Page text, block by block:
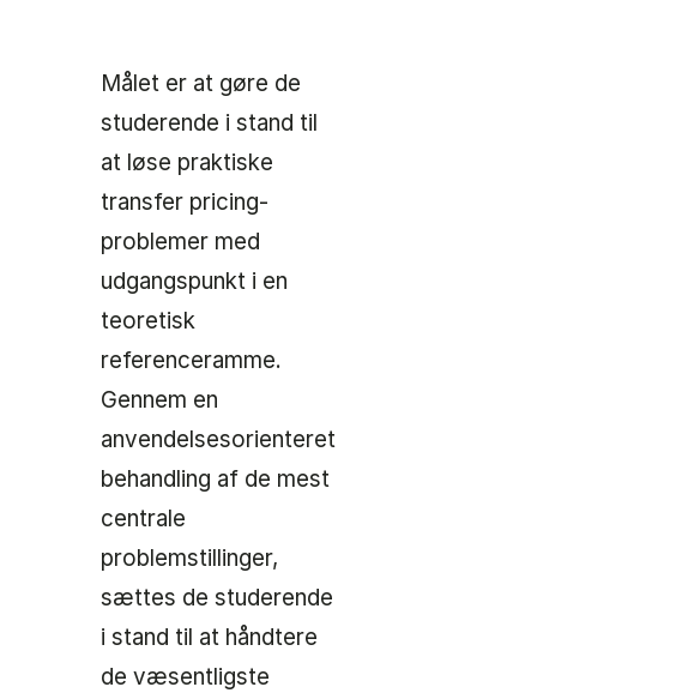
Målet er at gøre de
studerende i stand til
at løse praktiske
transfer pricing-
problemer med
udgangspunkt i en
teoretisk
referenceramme.
Gennem en
anvendelsesorienteret
behandling af de mest
centrale
problemstillinger,
sættes de studerende
i stand til at håndtere
de væsentligste